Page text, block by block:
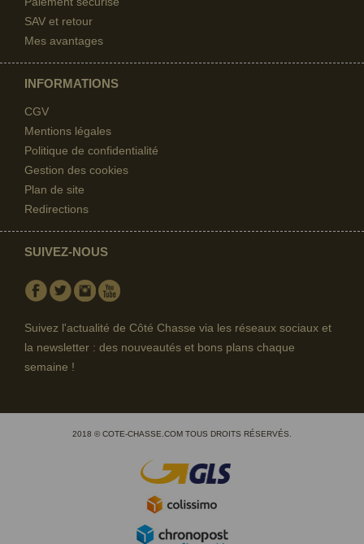
SAV et retour
Mes avantages
INFORMATIONS
CGV
Mentions légales
Politique de confidentialité
Gestion des cookies
Plan de site
Redirections
SUIVEZ-NOUS
Facebook
TwitterInstagram
Suivez l'actualité de Côté Chasse via les réseaux sociaux et
la newsletter : des nouveautés et bons plans chaque
semaine !
2018 © COTE-CHASSE.COM TOUS DROITS RÉSERVÉS.